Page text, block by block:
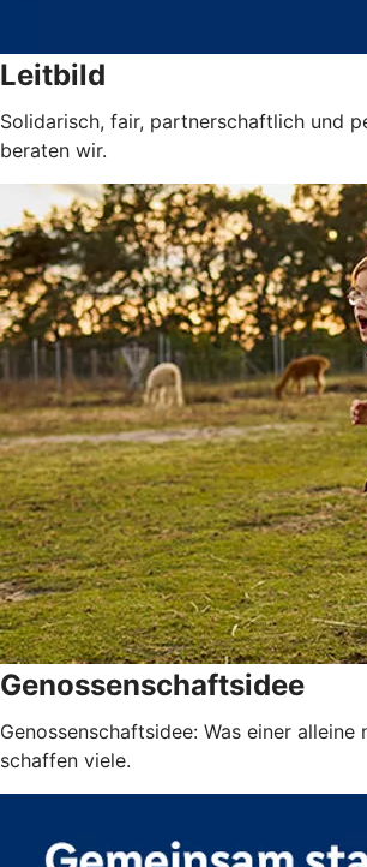
Leitbild
Solidarisch, fair, partnerschaftlich und
beraten wir.
Genossenschaftsidee
Genossenschaftsidee: Was einer
schaffen viele.